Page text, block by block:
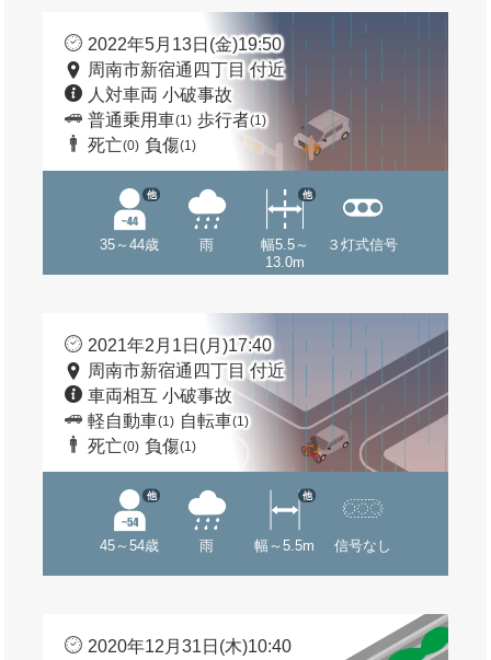
2022年5月13日(金)19:50
周南市新宿通四丁目 付近
人対車両 小破事故
普通乗用車(1) 歩行者(1)
死亡(0) 負傷(1)
35～44歳
他
雨
幅5.5～
13.0m
他
３灯式信号
2021年2月1日(月)17:40
周南市新宿通四丁目 付近
車両相互 小破事故
軽自動車(1) 自転車(1)
死亡(0) 負傷(1)
45～54歳
他
雨 幅～5.5m
他
信号なし
2020年12月31日(木)10:40